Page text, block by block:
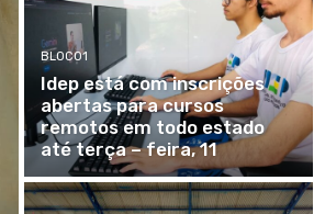
BLOCO1
Idep está com inscrições
abertas para cursos
remotos em todo estado
até terça – feira, 11